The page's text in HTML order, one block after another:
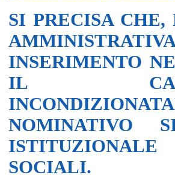
SI PRECISA
INSERIMENTO
IL
NOMINATIVO
SOCIALI.